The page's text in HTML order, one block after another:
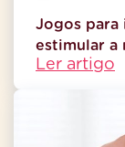
Jogos para
estimular a
Ler artigo